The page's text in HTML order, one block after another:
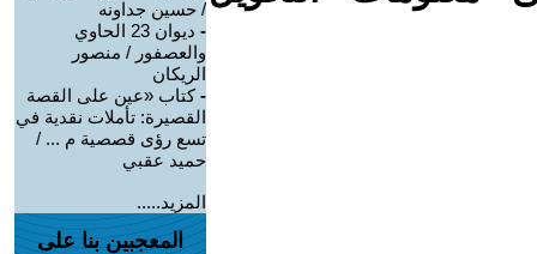
/ حسين جداونه
-
ديوان 23 الحاوي
والعصفور / منصور
الريكان
-كتاب «عين على القصة
القصيرة: تأملات نقدية في
تسع رؤى قصصية م ... /
حميد عقبي
المزيد.....
المعجبين بنا على